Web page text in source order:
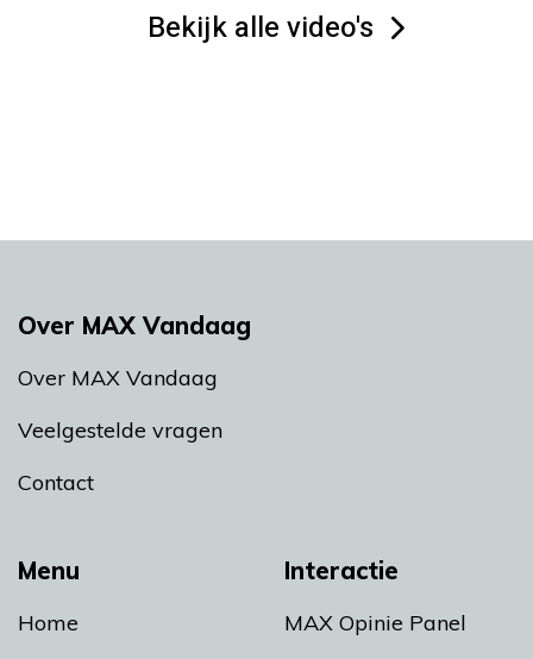
Bekijk alle video's
Menu
Home
Interactie
MAX Opinie Panel
Over MAX Vandaag
Over MAX Vandaag
Veelgestelde vragen
Contact